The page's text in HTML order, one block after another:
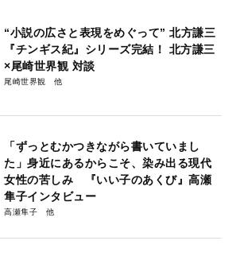
“小説の広さと表現をめぐって” 北方謙三
『チンギス紀』シリーズ完結！ 北方謙三
×尾崎世界観 対談
尾崎世界観
「ずっとむかつきながら書いていまし
た」身近にあるからこそ、染み出る現代
女性の苦しみ 『いい子のあくび』高瀬
隼子インタビュー
高瀬隼子